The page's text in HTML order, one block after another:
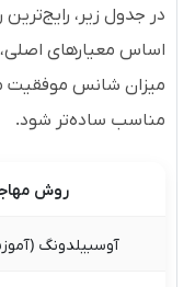
در جدول زیر،
اساس معیارهای
میزان شانس موفقیت
مناسب ساده‌تر شود.
روش
آوسبیلدونگ